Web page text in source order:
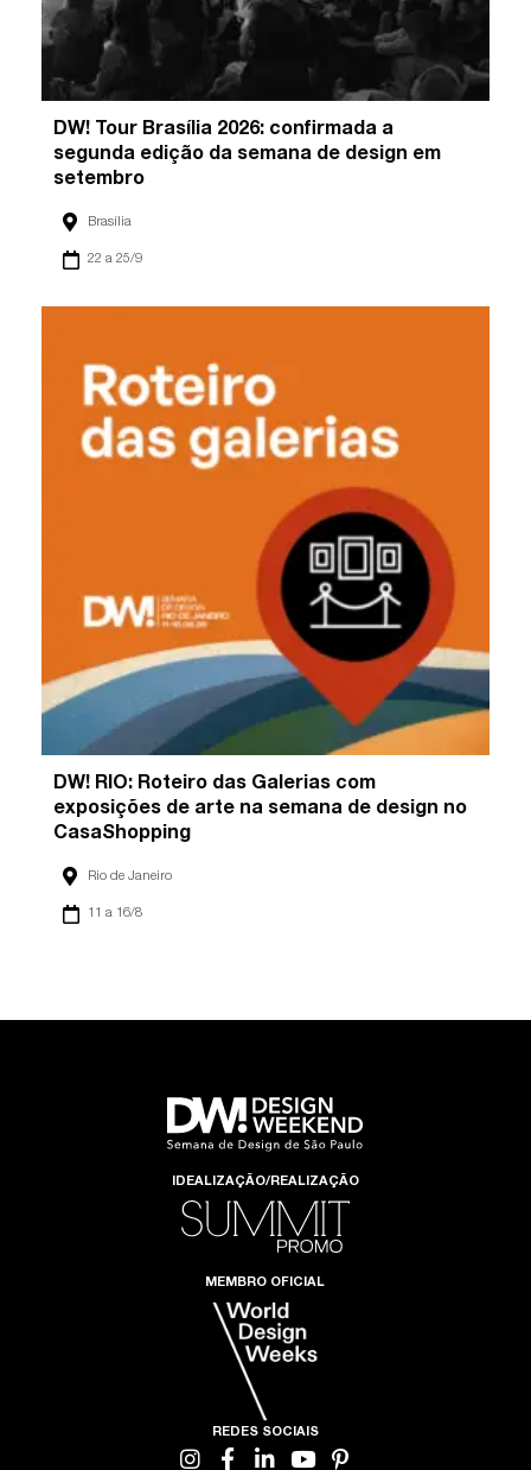
DW! Tour Brasília 2026: confirmada a
segunda edição da semana de design em
setembro
Brasília
22 a 25/9
DW! RIO: Roteiro das Galerias com
exposições de arte na semana de design no
CasaShopping
Rio de Janeiro
11 a 16/8
IDEALIZAÇÃO/REALIZAÇÃO
MEMBRO OFICIAL
REDES SOCIAIS